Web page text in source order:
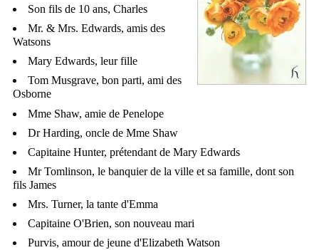
Son fils de 10 ans, Charles
Mr. & Mrs. Edwards, amis des
Watsons
Mary Edwards, leur fille
Tom Musgrave, bon parti, ami des
Osborne
Mme Shaw, amie de Penelope
Dr Harding, oncle de Mme Shaw
Capitaine Hunter, prétendant de Mary Edwards
Mr Tomlinson, le banquier de la ville et sa famille, dont son
fils James
Mrs. Turner, la tante d'Emma
Capitaine O'Brien, son nouveau mari
Purvis, amour de jeune d'Elizabeth Watson